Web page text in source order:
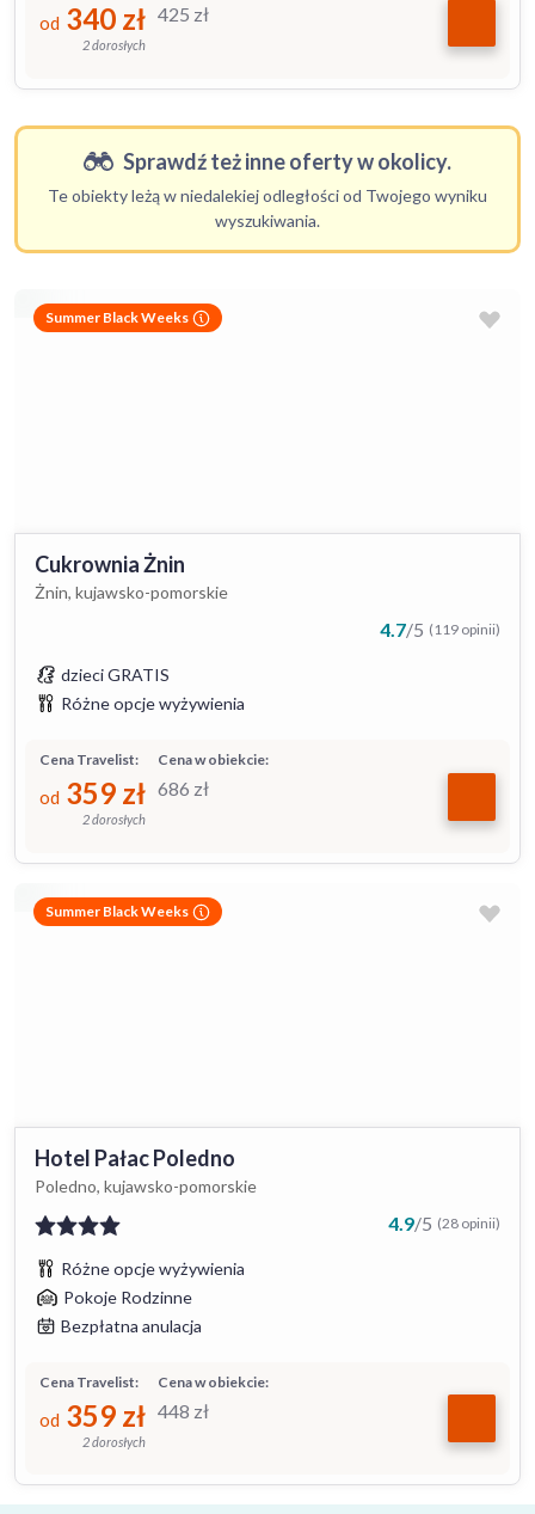
425 zł
od 340 zł
2 dorosłych
Sprawdź też inne oferty w okolicy.
Te obiekty leżą w niedalekiej odległości od Twojego wyniku
wyszukiwania.
Summer Black Weeks
Cukrownia Żnin
Żnin, kujawsko-pomorskie
4.7/5 (119 opinii)
dzieci GRATIS
Różne opcje wyżywienia
Cena w obiekcie:
686 zł
Cena Travelist:
od 359 zł
2 dorosłych
Summer Black Weeks
Hotel Pałac Poledno
Poledno, kujawsko-pomorskie
4.9/5 (28 opinii)
Różne opcje wyżywienia
Pokoje Rodzinne
Bezpłatna anulacja
Cena w obiekcie:
448 zł
Cena Travelist:
od 359 zł
2 dorosłych